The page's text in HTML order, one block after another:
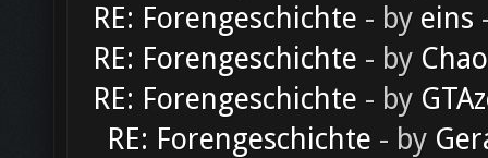
RE: Forengeschichte - by eins
RE: Forengeschichte - by
RE: Forengeschichte - by
RE: Forengeschichte - by